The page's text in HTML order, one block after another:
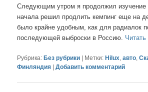
Следующим утром я продолжил изучение
начала решил продлить кемпинг еще на
было крайне удобным, как для радиалок
последующей выброски в Россию.
Рубрика: Без рубрики Метки: Hilux,авто,
Финляндия
|Добавить комментарий